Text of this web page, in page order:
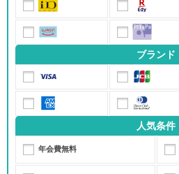
ブランド
人気条件
年会費無料